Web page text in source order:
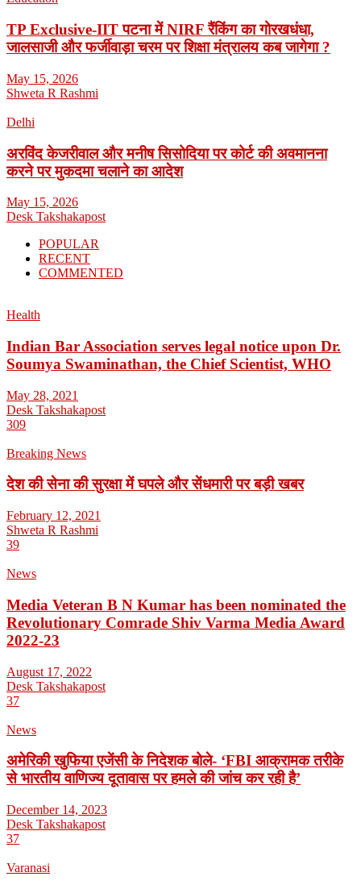
TP Exclusive-IIT पटना में NIRF रैंकिंग का गोरखधंधा,
जालसाजी और फर्जीवाड़ा चरम पर शिक्षा मंत्रालय कब जागेगा ?
May 15, 2026
Shweta R Rashmi
Delhi
अरविंद केजरीवाल और मनीष सिसोदिया पर कोर्ट की अवमानना
करने पर मुकदमा चलाने का आदेश
May 15, 2026
Desk Takshakapost
POPULAR
RECENT
COMMENTED
Health
Indian Bar Association serves legal notice upon Dr.
Soumya Swaminathan, the Chief Scientist, WHO
May 28, 2021
Desk Takshakapost
309
Breaking News
देश की सेना की सुरक्षा में घपले और सेंधमारी पर बड़ी खबर
February 12, 2021
Shweta R Rashmi
39
News
Media Veteran B N Kumar has been nominated the
Revolutionary Comrade Shiv Varma Media Award
2022-23
August 17, 2022
Desk Takshakapost
37
News
अमेरिकी खुफिया एजेंसी के निदेशक बोले- ‘FBI आक्रामक तरीके
से भारतीय वाणिज्य दूतावास पर हमले की जांच कर रही है’
December 14, 2023
Desk Takshakapost
37
Varanasi